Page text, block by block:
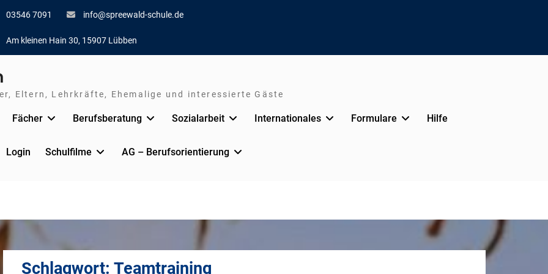
03546 7091 info@spreewald-schule.de
Am kleinen Hain 30, 15907 Lübben
Eltern, Lehrkräfte, Ehemalige und interessierte Gäste
Fächer Berufsberatung Sozialarbeit Internationales Formulare Hilfe
Login Schulfilme AG – Berufsorientierung
Schlagwort: Teamtraining